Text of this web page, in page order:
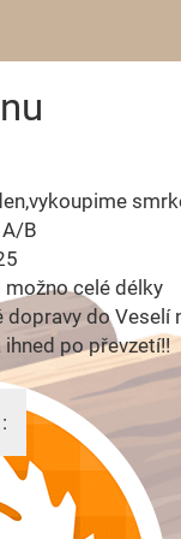
B
možno celé délky
dopravy do Veselí
po převzetí!!